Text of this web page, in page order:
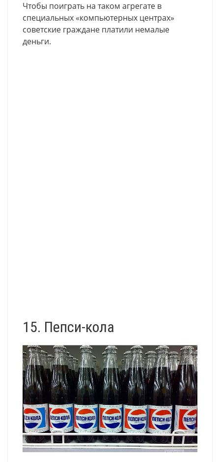
Чтобы поиграть на таком агрегате в
специальных «компьютерных центрах»
советские граждане платили немалые
деньги.
15. Пепси-кола